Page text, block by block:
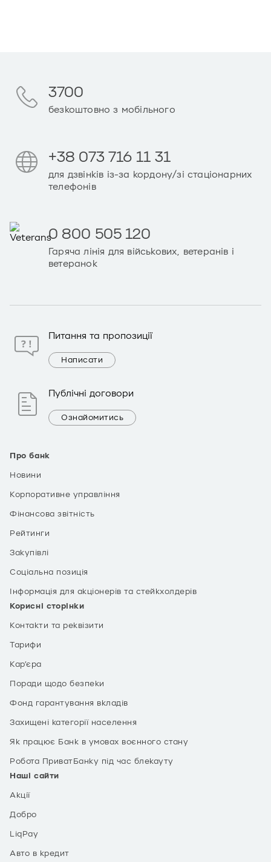
Про банк
Новини
Корпоративне управління
Фінансова звітність
Рейтинги
Закупівлі
Соціальна позиція
Інформація для акціонерів та стейкхолдерів
Корисні сторінки
Контакти та реквізити
Тарифи
Кар’єра
Поради щодо безпеки
Фонд гарантування вкладів
Захищені категорії населення
Як працює Банк в умовах воєнного стану
Робота ПриватБанку під час блекауту
Наші сайти
Акції
Добро
LiqPay
Авто в кредит
3700
безкоштовно з мобільного
+38 073 716 11 31
для дзвінків із-за кордону/зі стаціонарних
телефонів
0 800 505 120
Гаряча лінія для військових, ветеранів і
ветеранок
Питання та пропозиції
Написати
Публічні договори
Ознайомитись